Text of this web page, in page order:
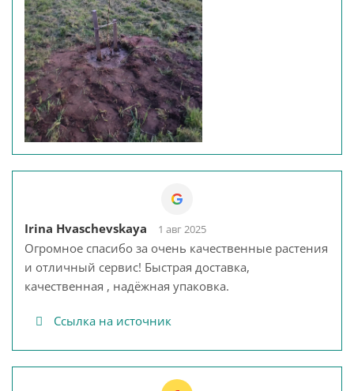
Irina Hvaschevskaya 1 авг 2025
Огромное спасибо за очень качественные растения
и отличный сервис! Быстрая доставка,
качественная , надёжная упаковка.
Ссылка на источник